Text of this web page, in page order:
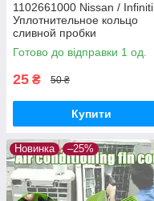
1102661000 Nissan / Infiniti
Уплотнительное кольцо
сливной пробки
Готово до відправки 1 од.
25 ₴ 50 ₴
Купити
Новинка –25%